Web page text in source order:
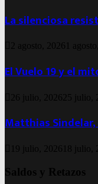
La silenciosa
2 agosto, 2026 1
El Vuelo 19 y el
26 julio, 2026 25 julio,
Matthias
19 julio, 2026 18 julio,
Saldos y Retazos